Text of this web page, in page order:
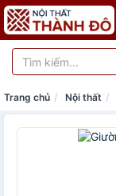
Trang chủ Nội thất